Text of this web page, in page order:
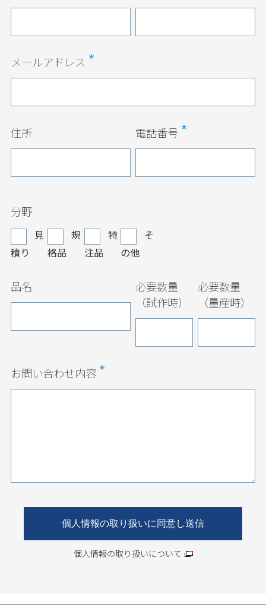
メールアドレス
住所 電話番号
分野
見
積り
規
格品
特
注品
そ
の他
品名
必要数量
（試作時）
必要数量
（量産時）
お問い合わせ内容
個人情報の取り扱いについて